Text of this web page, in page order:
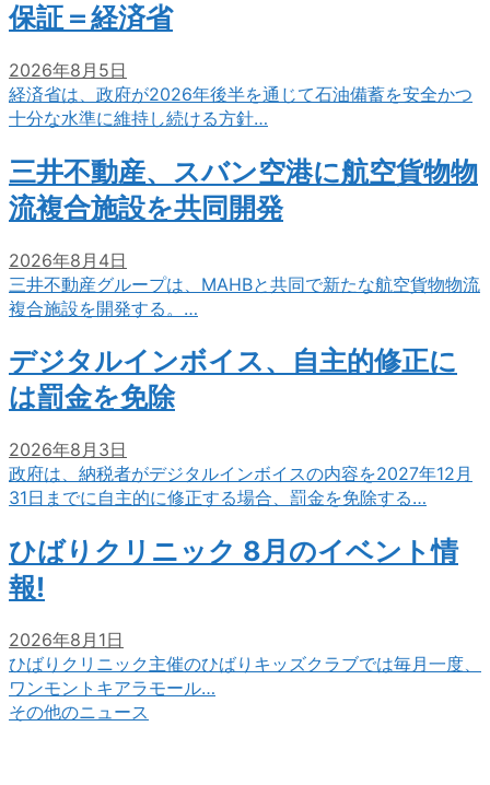
保証＝経済省
2026年8月5日
経済省は、政府が2026年後半を通じて石油備蓄を安全かつ
十分な水準に維持し続ける方針…
三井不動産、スバン空港に航空貨物物
流複合施設を共同開発
2026年8月4日
三井不動産グループは、MAHBと共同で新たな航空貨物物流
複合施設を開発する。…
デジタルインボイス、自主的修正に
は罰金を免除
2026年8月3日
政府は、納税者がデジタルインボイスの内容を2027年12月
31日までに自主的に修正する場合、罰金を免除する…
ひばりクリニック 8月のイベント情
報!
2026年8月1日
ひばりクリニック主催のひばりキッズクラブでは毎月一度、
ワンモントキアラモール…
その他のニュース